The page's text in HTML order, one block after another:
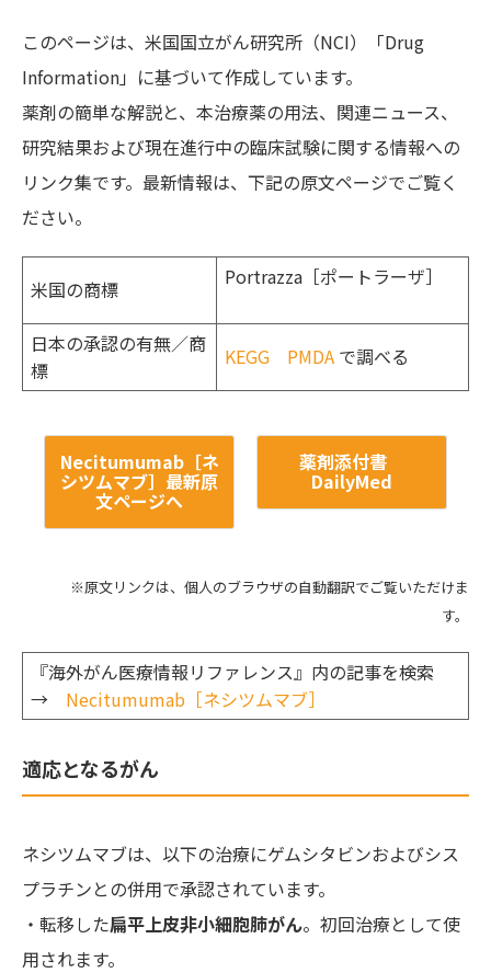
このページは、米国国立がん研究所（NCI）「Drug
Information」に基づいて作成しています。
薬剤の簡単な解説と、本治療薬の用法、関連ニュース、
研究結果および現在進行中の臨床試験に関する情報への
リンク集です。最新情報は、下記の原文ページでご覧く
ださい。
米国の商標 Portrazza［ポートラーザ］
日本の承認の有無／商
標
KEGG PMDA で調べる
Necitumumab［ネ
シツムマブ］最新原
文ページへ
薬剤添付書
DailyMed
※原文リンクは、個人のブラウザの自動翻訳でご覧いただけま
す。
『海外がん医療情報リファレンス』内の記事を検索
→ Necitumumab［ネシツムマブ］
適応となるがん
ネシツムマブは、以下の治療にゲムシタビンおよびシス
プラチンとの併用で承認されています。
・転移した扁平上皮非小細胞肺がん。初回治療として使
用されます。